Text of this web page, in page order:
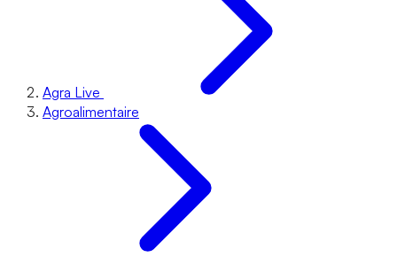
Agra Live
Agroalimentaire